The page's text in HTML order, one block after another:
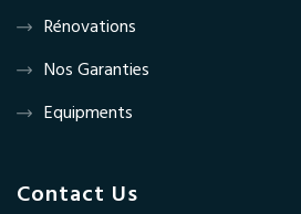
Rénovations
Nos Garanties
Equipments
Contact Us